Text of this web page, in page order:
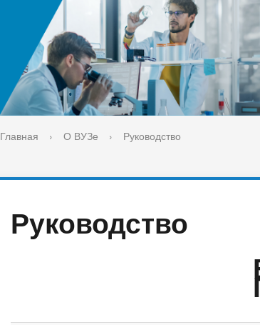
Библиотека
Спорт-норма жизни Оценка
Попечительский совет
Единое
поддержки
семей и
Главная › О ВУЗе › Руководство
Руководство